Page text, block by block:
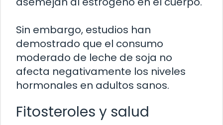
Sin embargo, estudios han
demostrado que el consumo
moderado de leche de soja no
afecta negativamente los niveles
hormonales en adultos sanos.
Fitosteroles y salud